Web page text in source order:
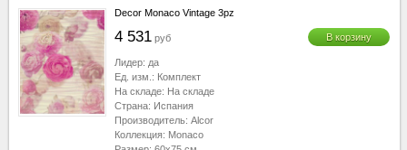
Decor Monaco Vintage 3pz
4 531 руб В корзину
Лидер: да
Ед. изм.: Комплект
На складе: На складе
Страна: Испания
Производитель: Alcor
Коллекция: Monaco